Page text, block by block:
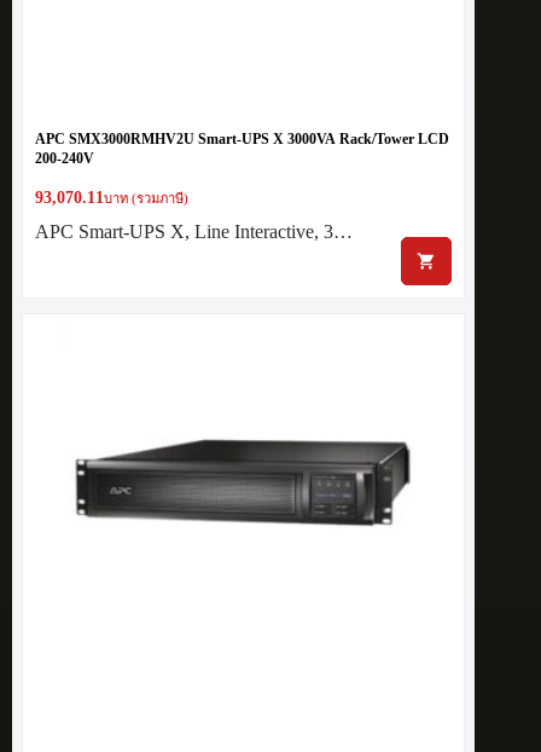
APC SMX3000RMHV2U Smart-UPS X 3000VA Rack/Tower LCD
200-240V
93,070.11บาท (รวมภาษี)
APC Smart-UPS X, Line Interactive, 3…